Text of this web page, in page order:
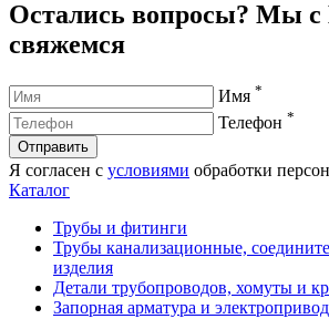
Остались вопросы? Мы
свяжемся
Имя *
Телефон *
Отправить
Я согласен с условиями обработки
Каталог
Трубы и фитинги
Трубы канализационные,
изделия
Детали трубопроводов, хомуты и
Запорная арматура и